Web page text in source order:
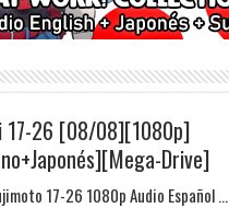
17-26 [08/08][1080p]
Drive]
17-26 1080p Audio Español …